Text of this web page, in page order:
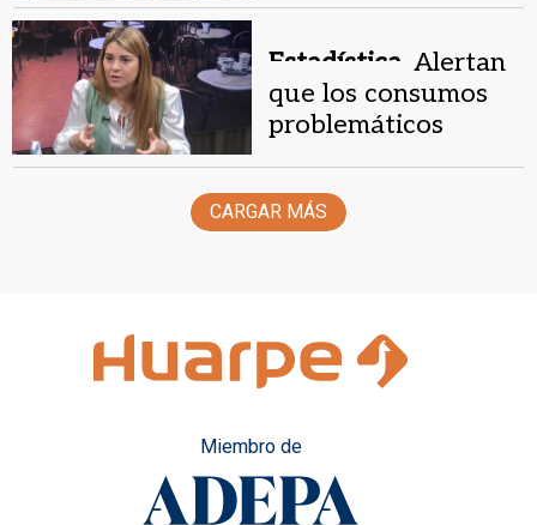
Estadística. Alertan
que los consumos
problemáticos
años
CARGAR MÁS
Miembro de